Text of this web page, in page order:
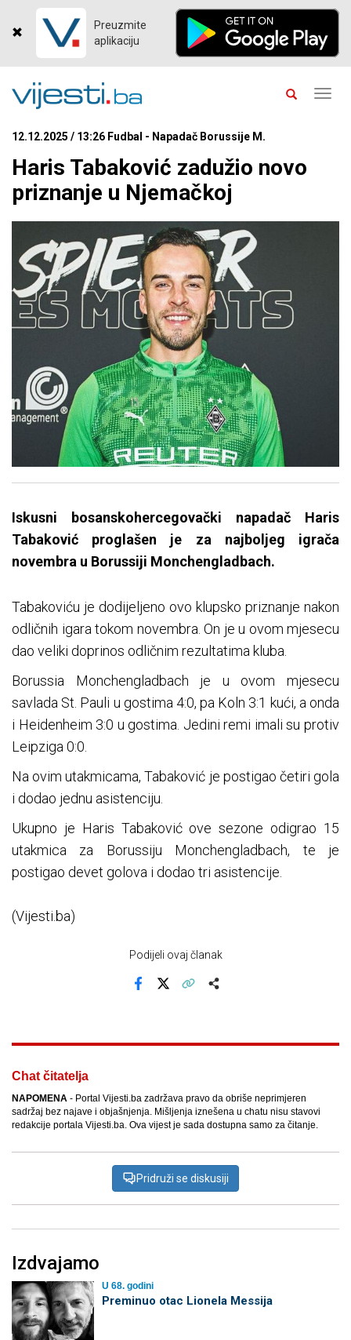
Preuzmite
aplikaciju
12.12.2025 / 13:26 Fudbal - Napadač Borussije M.
Haris Tabaković zadužio novo
priznanje u Njemačkoj
Iskusni bosanskohercegovački napadač Haris
Tabaković proglašen je za najboljeg igrača
novembra u Borussiji Monchengladbach.
Tabakoviću je dodijeljeno ovo klupsko priznanje nakon
odličnih igara tokom novembra. On je u ovom mjesecu
dao veliki doprinos odličnim rezultatima kluba.
Borussia Monchengladbach je u ovom mjesecu
savlada St. Pauli u gostima 4:0, pa Koln 3:1 kući, a onda
i Heidenheim 3:0 u gostima. Jedini remi imali su protiv
Leipziga 0:0.
Na ovim utakmicama, Tabaković je postigao četiri gola
i dodao jednu asistenciju.
Ukupno je Haris Tabaković ove sezone odigrao 15
utakmica za Borussiju Monchengladbach, te je
postigao devet golova i dodao tri asistencije.
(Vijesti.ba)
Podijeli ovaj članak
Chat čitatelja
NAPOMENA - Portal Vijesti.ba zadržava pravo da obriše neprimjeren
sadržaj bez najave i objašnjenja. Mišljenja iznešena u chatu nisu stavovi
redakcije portala Vijesti.ba. Ova vijest je sada dostupna samo za čitanje.
Pridruži se diskusiji
Izdvajamo
U 68. godini
Preminuo otac Lionela Messija